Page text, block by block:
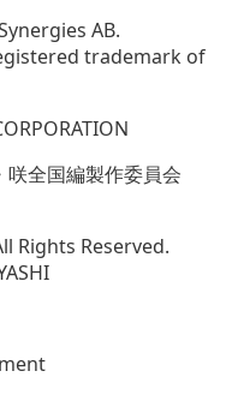
AB.
trademark of
全国編製作委員会
Rights Reserved.